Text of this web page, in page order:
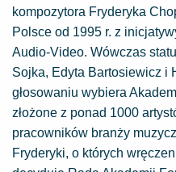
kompozytora Fryderyka
Polsce od 1995 r. z
Audio-Video. Wówczas
Sojka, Edyta Bartosiewicz i
głosowaniu wybiera
złożone z ponad 1000
pracowników branży
Fryderyki, o których